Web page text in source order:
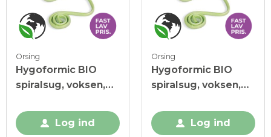
Orsing
Hygoformic BIO
spiralsug, voksen,
Log ind
Orsing
Hygoformic BIO
spiralsug, voksen,
Log ind